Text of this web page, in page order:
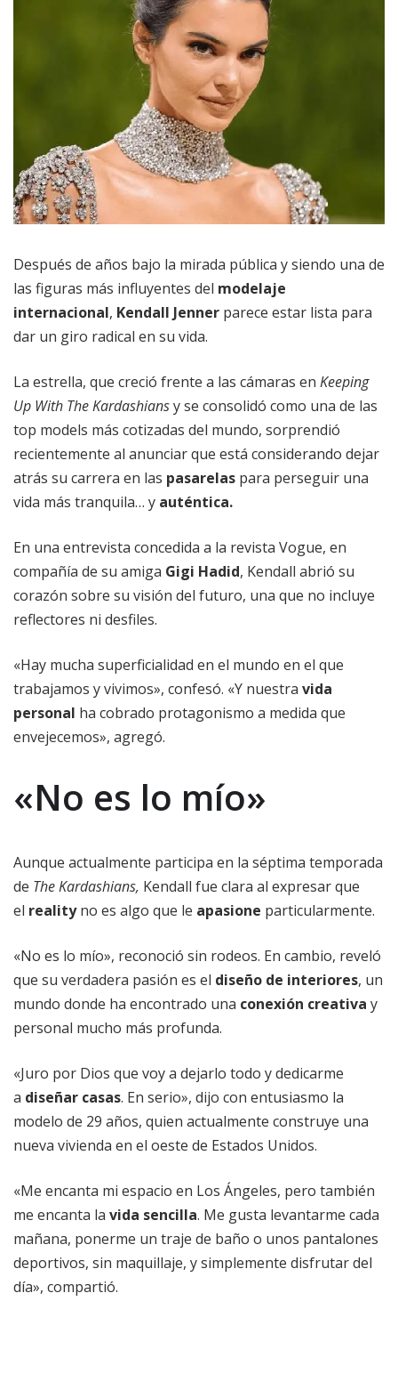
Después de años bajo la mirada pública y siendo una de
las figuras más influyentes del modelaje
internacional, Kendall Jenner parece estar lista para
dar un giro radical en su vida.
La estrella, que creció frente a las cámaras en Keeping
Up With The Kardashiansy se consolidó como una de las
top models más cotizadas del mundo, sorprendió
recientemente al anunciar que está considerando dejar
atrás su carrera en las pasarelas para perseguir una
vida más tranquila… y auténtica.
En una entrevista concedida a la revista Vogue, en
compañía de su amiga Gigi Hadid, Kendall abrió su
corazón sobre su visión del futuro, una que no incluye
reflectores ni desfiles.
«Hay mucha superficialidad en el mundo en el que
trabajamos y vivimos», confesó. «Y nuestra vida
personal ha cobrado protagonismo a medida que
envejecemos», agregó.
«No es lo mío»
Aunque actualmente participa en la séptima temporada
de The Kardashians, Kendall fue clara al expresar que
el realityno es algo que le apasione particularmente.
«No es lo mío», reconoció sin rodeos. En cambio, reveló
que su verdadera pasión es el diseño de interiores, un
mundo donde ha encontrado una conexión creativa y
personal mucho más profunda.
«Juro por Dios que voy a dejarlo todo y dedicarme
a diseñar casas. En serio», dijo con entusiasmo la
modelo de 29 años, quien actualmente construye una
nueva vivienda en el oeste de Estados Unidos.
«Me encanta mi espacio en Los Ángeles, pero también
me encanta la vida sencilla. Me gusta levantarme cada
mañana, ponerme un traje de baño o unos pantalones
deportivos, sin maquillaje, y simplemente disfrutar del
día», compartió.